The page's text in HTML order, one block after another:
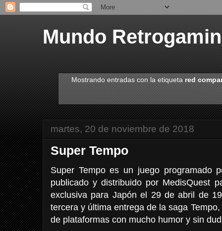
Mundo
Mostrando entradas con la etiqueta red
martes, 20 de noviembre de 2018
Super Tempo
Super Tempo es un juego programado
publicado y distribuido por MedisQuest
exclusiva para Japón el 29 de abril de
tercera y última entrega de la saga
de plataformas con mucho humor y sin